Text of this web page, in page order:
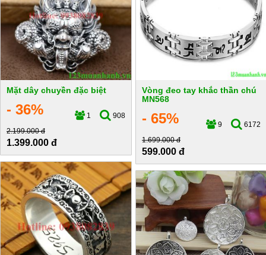
Mặt dây chuyền đặc biệt
- 36% 1
908
2.199.000 đ
1.399.000 đ
Vòng đeo tay khắc thần chú
MN568
- 65% 9
6172
1.699.000 đ
599.000 đ